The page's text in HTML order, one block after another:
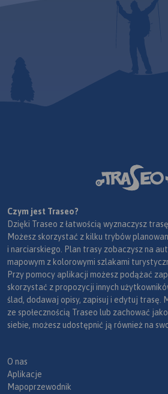
Czym jest Traseo?
Dzięki Traseo z łatwością wyznaczysz
Możesz skorzystać z kilku trybów
i narciarskiego. Plan trasy zobaczysz na
mapowym z kolorowymi szlakami
Przy pomocy aplikacji możesz podążać
skorzystać z propozycji innych
ślad, dodawaj opisy, zapisuj i edytuj trasę.
ze społecznością Traseo lub zachować
siebie, możesz udostępnić ją również na
O nas
Aplikacje
Mapoprzewodnik